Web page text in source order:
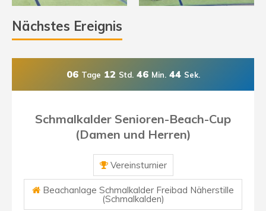
Nächstes Ereignis
06 Tage 12 Std. 46 Min. 43 Sek.
Schmalkalder Senioren-Beach-Cup
(Damen und Herren)
Vereinsturnier
Beachanlage Schmalkalder Freibad Näherstille
(Schmalkalden)